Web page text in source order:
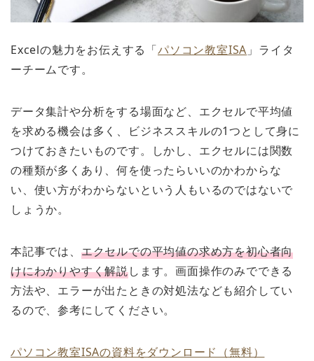
Excelの魅力をお伝えする「パソコン教室ISA 」ライタ
ーチームです。
データ集計や分析をする場面など、エクセルで平均値
を求める機会は多く、ビジネススキルの1つとして身に
つけておきたいものです。しかし、エクセルには関数
の種類が多くあり、何を使ったらいいのかわからな
い、使い方がわからないという人もいるのではないで
しょうか。
本記事では、 エクセルでの平均値の求め方を初心者向
けにわかりやすく解説します。画面操作のみでできる
方法や、エラーが出たときの対処法なども紹介してい
るので、参考にしてください。
パソコン教室ISAの資料をダウンロード（無料）